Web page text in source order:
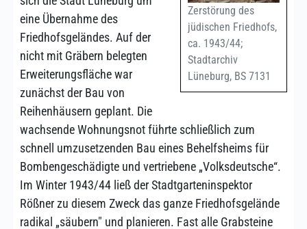
Zerstörung des
jüdischen Friedhofs,
ca. 1943/44;
Stadtarchiv
Lüneburg, BS 7131
eine Übernahme des
Friedhofsgeländes. Auf der
nicht mit Gräbern belegten
Erweiterungsfläche war
zunächst der Bau von
Reihenhäusern geplant. Die
wachsende Wohnungsnot führte schließlich zum
schnell umzusetzenden Bau eines Behelfsheims für
Bombengeschädigte und vertriebene „Volksdeutsche“.
Im Winter 1943/44 ließ der Stadtgarteninspektor
Rößner zu diesem Zweck das ganze Friedhofsgelände
radikal „säubern" und planieren. Fast alle Grabsteine